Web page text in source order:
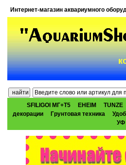
Интернет-магазин аквариумного
SFILIGOI МГ+Т5 EHEIM TUNZE
декорации
Грунтовая техника
УФ